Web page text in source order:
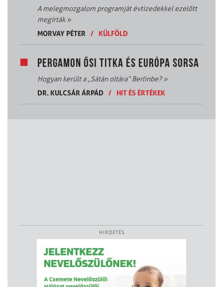
A melegmozgalom programját évtizedekkel ezelőtt
megírták»
MORVAY PÉTER
/ KÜLFÖLD
PERGAMON ŐSI TITKA ÉS EURÓPA SORSA
Hogyan került a „Sátán oltára” Berlinbe?»
DR. KULCSÁR ÁRPÁD
/ HIT ÉS ÉRTÉKEK
HIRDETÉS